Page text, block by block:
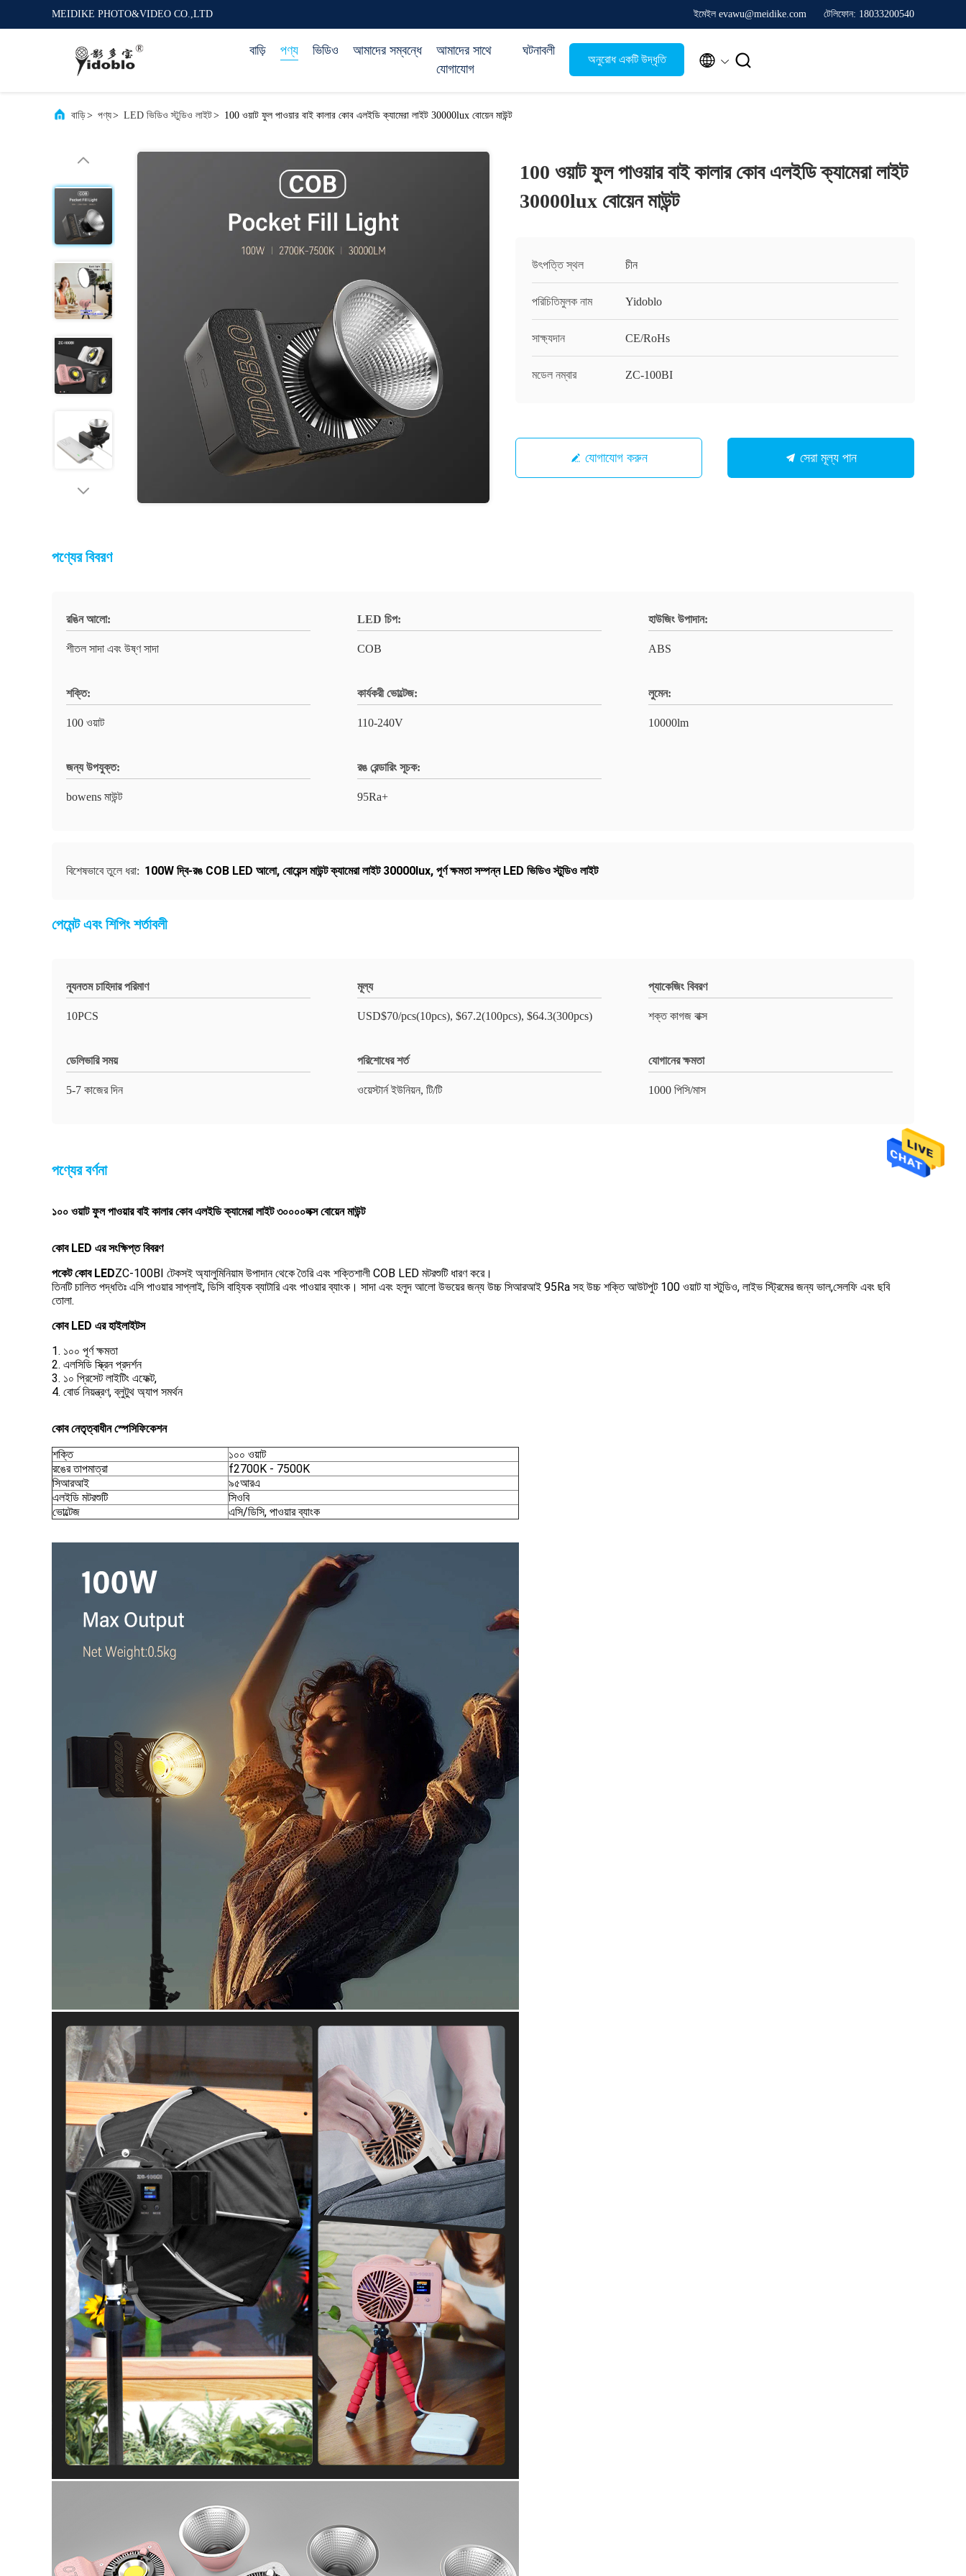
MEIDIKE PHOTO&VIDEO CO.,LTD ইমেইল evawu@meidike.com টেলিফোন: 18033200540
বাড়ি পণ্য ভিডিও আমাদের সম্বন্ধে
আমাদের সাথে
যোগাযোগ
ঘটনাবলী
অনুরোধ একটি উদ্ধৃতি  
বাড়ি> পণ্য> LED ভিডিও স্টুডিও লাইট> 100 ওয়াট ফুল পাওয়ার বাই কালার কোব এলইডি ক্যামেরা লাইট 30000lux বোয়েন মাউন্ট
100 ওয়াট ফুল পাওয়ার বাই কালার কোব এলইডি ক্যামেরা লাইট
30000lux বোয়েন মাউন্ট
উৎপত্তি স্থল চীন
পরিচিতিমুলক নাম Yidoblo
সাক্ষ্যদান CE/RoHs
মডেল নম্বার ZC-100BI
যোগাযোগ করুন সেরা মূল্য পান
পণ্যের বিবরণ
রঙিন আলো:
শীতল সাদা এবং উষ্ণ সাদা
LED চিপ:
COB
হাউজিং উপাদান:
ABS
শক্তি:
100 ওয়াট
কার্যকরী ভোল্টেজ:
110-240V
লুমেন:
10000lm
জন্য উপযুক্ত:
bowens মাউন্ট
রঙ রেন্ডারিং সূচক:
95Ra+
বিশেষভাবে তুলে ধরা: 100W দ্বি-রঙ COB LED আলো, বোয়েন্স মাউন্ট ক্যামেরা লাইট 30000lux, পূর্ণ ক্ষমতা সম্পন্ন LED ভিডিও স্টুডিও লাইট
পেমেন্ট এবং শিপিং শর্তাবলী
ন্যূনতম চাহিদার পরিমাণ
10PCS
মূল্য
USD$70/pcs(10pcs), $67.2(100pcs), $64.3(300pcs)
প্যাকেজিং বিবরণ
শক্ত কাগজ বাক্স
ডেলিভারি সময়
5-7 কাজের দিন
পরিশোধের শর্ত
ওয়েস্টার্ন ইউনিয়ন, টি/টি
যোগানের ক্ষমতা
1000 পিসি/মাস
পণ্যের বর্ণনা
১০০ ওয়াট ফুল পাওয়ার বাই কালার কোব এলইডি ক্যামেরা লাইট ৩০০০০লক্স বোয়েন মাউন্ট
কোব LED এর সংক্ষিপ্ত বিবরণ
পকেট কোব LEDZC-100BI টেকসই অ্যালুমিনিয়াম উপাদান থেকে তৈরি এবং শক্তিশালী COB LED মটরশুটি ধারণ করে।
তিনটি চালিত পদ্ধতিঃ এসি পাওয়ার সাপ্লাই, ডিসি বাহ্যিক ব্যাটারি এবং পাওয়ার ব্যাংক। সাদা এবং হলুদ আলো উভয়ের জন্য উচ্চ সিআরআই 95Ra সহ উচ্চ শক্তি আউটপুট 100 ওয়াট যা স্টুডিও, লাইভ স্ট্রিমের জন্য ভাল,সেলফি এবং ছবি
তোলা.
কোব LED এর হাইলাইটস
1. ১০০ পূর্ণ ক্ষমতা
2. এলসিডি স্ক্রিন প্রদর্শন
3. ১০ প্রিসেট লাইটিং এফেক্ট,
4. বোর্ড নিয়ন্ত্রণ, ব্লুটুথ অ্যাপ সমর্থন
কোব নেতৃত্বাধীন স্পেসিফিকেশন
শক্তি
১০০ ওয়াট
রঙের তাপমাত্রা
f2700K - 7500K
সিআরআই
৯৫আরএ
এলইডি মটরশুটি
সিওবি
ভোল্টেজ
এসি/ডিসি, পাওয়ার ব্যাংক